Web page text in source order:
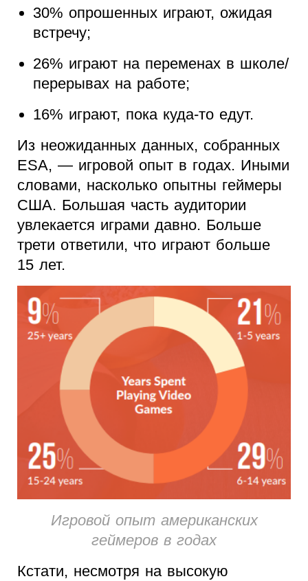
30% опрошенных играют, ожидая
встречу;
26% играют на переменах в школе/
перерывах на работе;
16% играют, пока куда-то едут.
Из неожиданных данных, собранных
ESA, — игровой опыт в годах. Иными
словами, насколько опытны геймеры
США. Большая часть аудитории
увлекается играми давно. Больше
трети ответили, что играют больше
15 лет.
Игровой опыт американских
геймеров в годах
Кстати, несмотря на высокую